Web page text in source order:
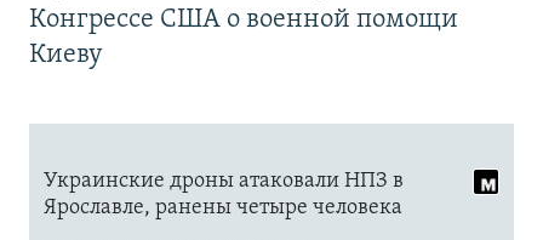
Конгрессе США о военной помощи
Киеву